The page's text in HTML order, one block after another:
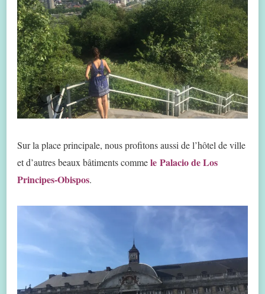
Sur la place principale, nous profitons aussi de l’hôtel de ville
et d’autres beaux bâtiments commele Palacio de Los
Principes-Obispos.